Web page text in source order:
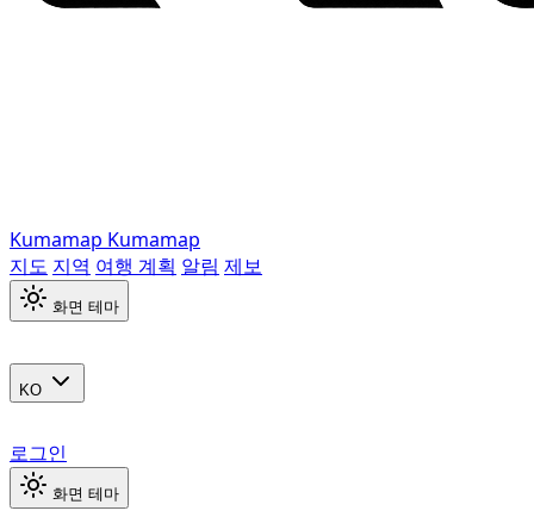
Kumamap Kumamap
지도 지역 여행 계획 알림 제보
화면 테마
KO
로그인
화면 테마